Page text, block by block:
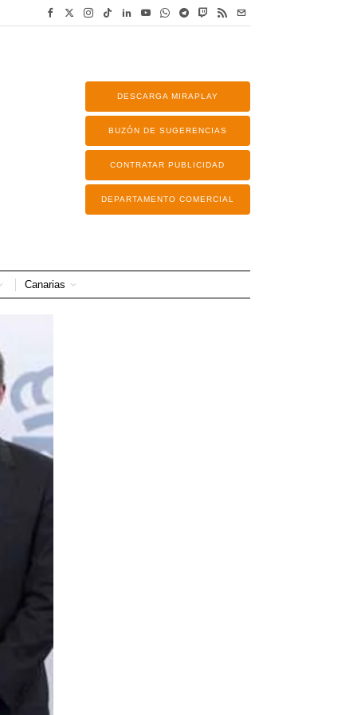
DESCARGA MIRAPLAY
BUZÓN DE SUGERENCIAS
CONTRATAR PUBLICIDAD
DEPARTAMENTO COMERCIAL
Canarias